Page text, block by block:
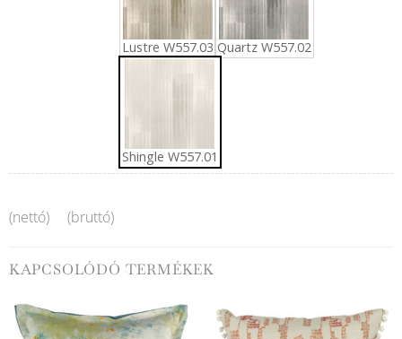
Lustre W557.03 Quartz W557.02
Shingle W557.01
(nettó) (bruttó)
KAPCSOLÓDÓ TERMÉKEK